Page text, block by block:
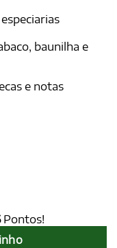
baunilha e
e notas
Pontos!